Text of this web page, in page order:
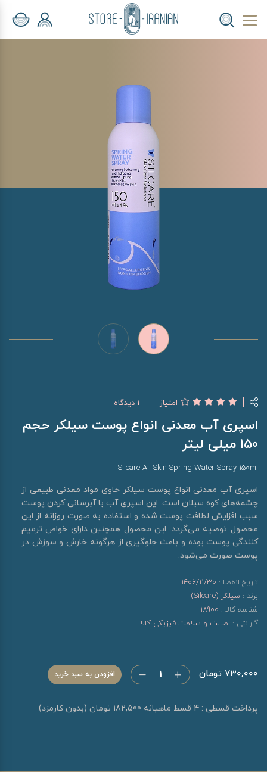
امتیاز 1 دیدگاه
اسپری آب معدنی انواع پوست سیلکر حجم
150 میلی لیتر
Silcare All Skin Spring Water Spray 150ml
اسپری آب معدنی انواع پوست سیلکر حاوی مواد معدنی طبیعی از
چشمه‌های کوه سبلان است. این اسپری آب با آبرسانی کردن پوست
سبب افزایش لطافت پوست شده و استفاده به صورت روزانه از این
محصول توصیه می‌گردد. این محصول همچنین دارای خواص ترمیم
کنندگی پوست بوده و باعث جلوگیری از هرگونه خارش و سوزش در
پوست صورت می‌شود.
تاریخ انقضا : 1406/11/30
برند : سیلکر (Silcare)
شناسه کالا : 18900
گارانتی : اصالت و سلامت فیزیکی کالا
730,000 تومان افزودن به سبد خرید
پرداخت قسطی : 4 قسط ماهیانه 182,500 تومان (بدون کارمزد)